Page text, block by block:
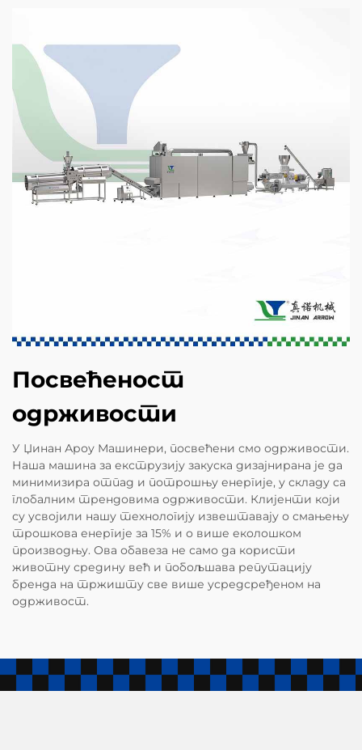
Посвећеност
одрживости
У Џинан Ароу Машинери, посвећени смо одрживости.
Наша машина за екструзију закуска дизајнирана је да
минимизира отпад и потрошњу енергије, у складу са
глобалним трендовима одрживости. Клијенти који
су усвојили нашу технологију извештавају о смањењу
трошкова енергије за 15% и о више еколошком
производњу. Ова обавеза не само да користи
животну средину већ и побољшава репутацију
бренда на тржишту све више усредсређеном на
одрживост.